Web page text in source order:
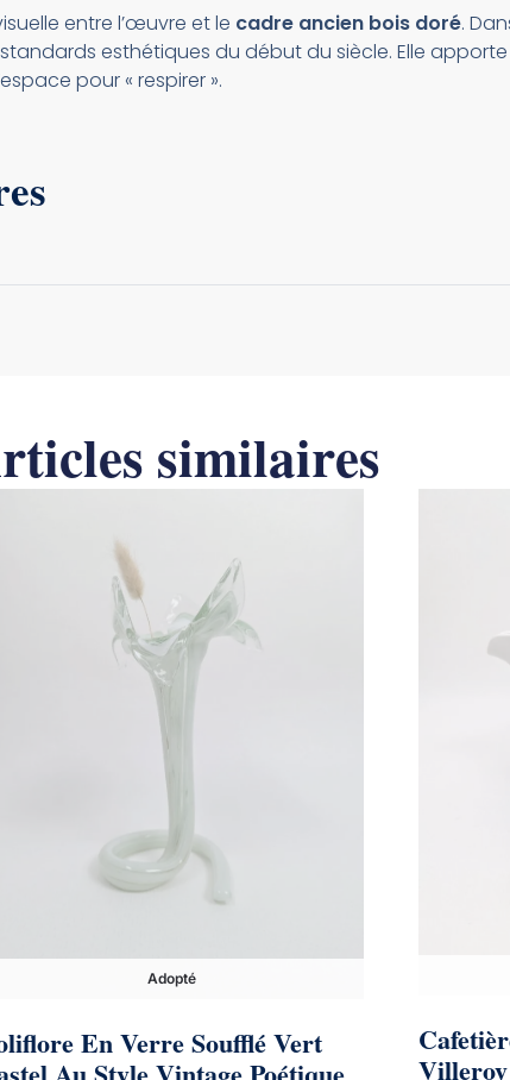
entre l’œuvre et le cadre ancien bois doré.
esthétiques du début du siècle. Elle
pour « respirer ».
similaires
Adopté
En Verre Soufflé Vert